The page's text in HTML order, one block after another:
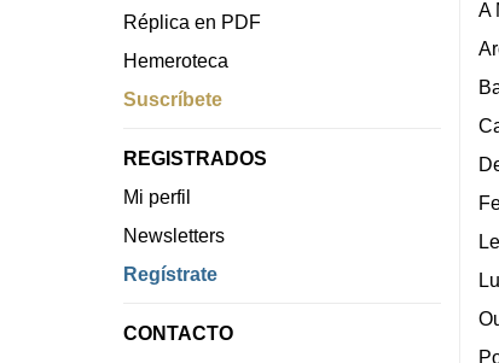
Réplica en PDF
Hemeroteca
Suscríbete
REGISTRADOS
Mi perfil
Newsletters
Regístrate
CONTACTO
A